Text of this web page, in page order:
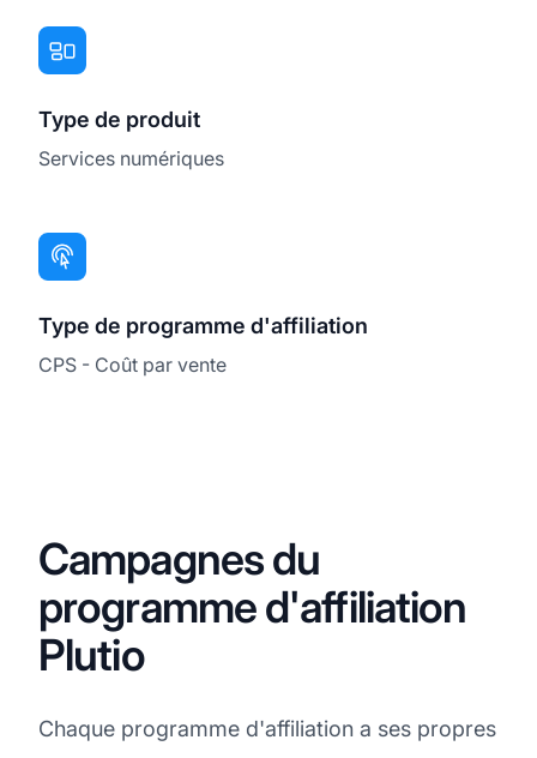
Type de produit
Services numériques
Type de programme d'affiliation
CPS - Coût par vente
Campagnes du
programme d'affiliation
Plutio
Chaque programme d'affiliation a ses propres